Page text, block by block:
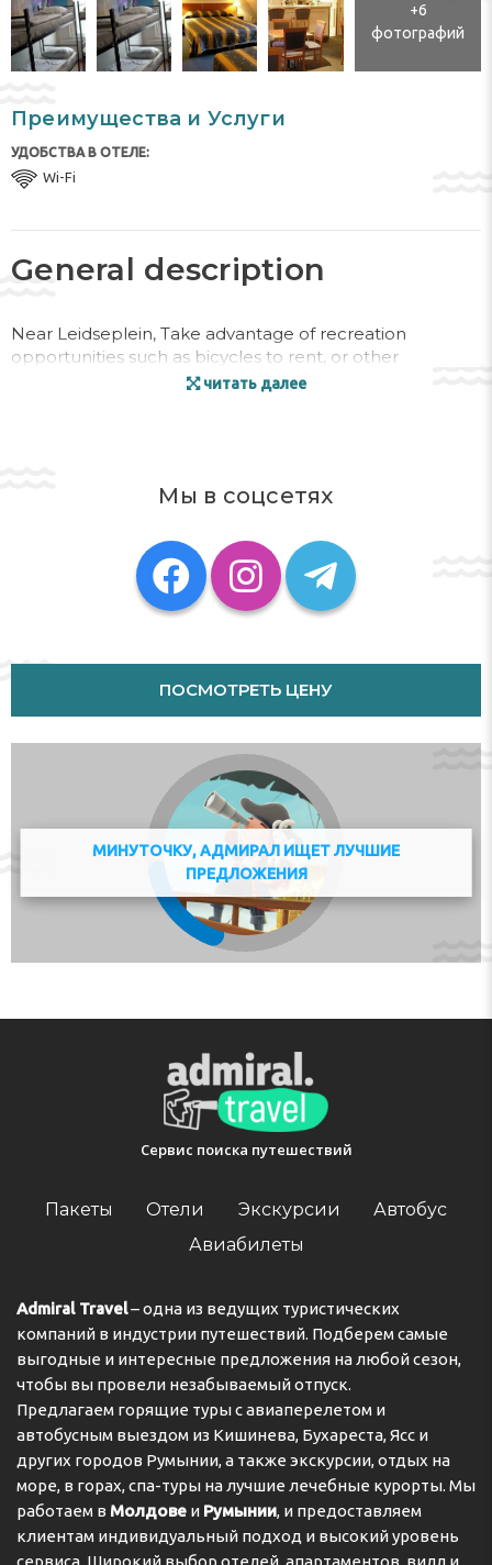
+6
фотографий
Преимущества и Услуги
УДОБСТВА В ОТЕЛЕ:
Wi-Fi
General description
Near Leidseplein, Take advantage of recreation
opportunities such as bicycles to rent, or other
amenities including complimentary wireless Internet
a 24-hour front desk and luggage storage. A roundtrip
hours)., Distances are displayed to the nearest 0.1 mile
and kilometer. Leidseplein - 0.1 km / 0.1 mi Paradiso - 0.3
km / 0.2 mi Holland Casino - 0.3 km / 0.2 mi DeLaMar
Theater - 0.3 km / 0.2 mi Melkweg - 0.3 km / 0.2 mi P.C.
0.5 mi Diamond Museum Amsterdam - 0.7 km / 0.5 mi
Moco Museum - 0.8 km / 0.5 mi University of
0.5 mi Museum Square - 0.8 km / 0.5 mi Muntplein - 0.9
km / 0.5 mi The preferred airport for Amsterdam Hostel
Leidseplein is Amsterdam (AMS-Schiphol) - 15.5 km / 9.6
Location
With a stay at Amsterdam Hostel Leidseplein, you'll be
and 8 minutes by foot from Rijksmuseum. This hostel is
from Flower Market.
Make yourself at home in one of the 14 guestrooms.
Prepare your meals in the shared/communal kitchen.
Restaurant
Quench your thirst with your favorite drink at the
bar/lounge. A complimentary breakfast is included.
Адрес:Korte Leidsewarsstraat 79, - 1017 Pw,
Amsterdam, Netherlands
читать далее
Мы в соцсетях
ПОСМОТРЕТЬ ЦЕНУ
МИНУТОЧКУ, АДМИРАЛ ИЩЕТ ЛУЧШИЕ
ПРЕДЛОЖЕНИЯ
Сервис поиска путешествий
Пакеты Отели Экскурсии
Автобус
Авиабилеты
Admiral Travel– одна из ведущих туристических
компаний в индустрии путешествий. Подберем самые
выгодные и интересные предложения на любой сезон,
чтобы вы провели незабываемый отпуск.
Предлагаем горящие туры с авиаперелетом и
автобусным выездом из Кишинева, Бухареста, Ясс и
других городов Румынии, а также экскурсии, отдых на
море, в горах, спа-туры на лучшие лечебные курорты. Мы
работаем в Молдове и Румынии, и предоставляем
клиентам индивидуальный подход и высокий уровень
сервиса. Широкий выбор отелей, апартаментов, вилл и